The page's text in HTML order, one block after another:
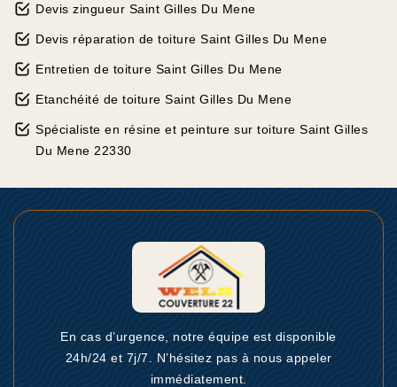
Devis zingueur Saint Gilles Du Mene
Devis réparation de toiture Saint Gilles Du Mene
Entretien de toiture Saint Gilles Du Mene
Etanchéité de toiture Saint Gilles Du Mene
Spécialiste en résine et peinture sur toiture Saint Gilles
Du Mene 22330
En cas d’urgence, notre équipe est disponible
24h/24 et 7j/7. N’hésitez pas à nous appeler
immédiatement.